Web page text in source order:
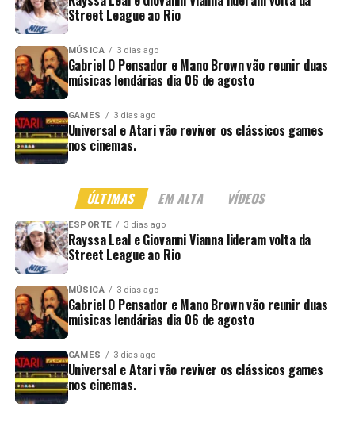
Street League ao Rio
MÚSICA 3 dias ago
Gabriel O Pensador e Mano Brown vão reunir duas
músicas lendárias dia 06 de agosto
GAMES 3 dias ago
Universal e Atari vão reviver os clássicos games
nos cinemas.
ÚLTIMAS EM ALTA VÍDEOS
ESPORTE 3 dias ago
Rayssa Leal e Giovanni Vianna lideram volta da
Street League ao Rio
MÚSICA 3 dias ago
Gabriel O Pensador e Mano Brown vão reunir duas
músicas lendárias dia 06 de agosto
GAMES 3 dias ago
Universal e Atari vão reviver os clássicos games
nos cinemas.